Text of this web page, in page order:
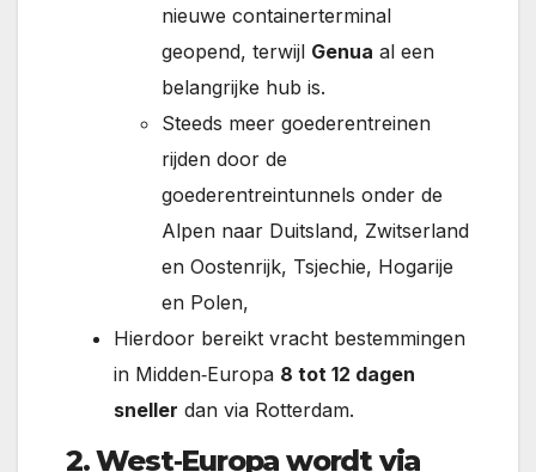
nieuwe containerterminal
geopend, terwijl Genua al een
belangrijke hub is.
Steeds meer goederentreinen
rijden door de
goederentreintunnels onder de
Alpen naar Duitsland, Zwitserland
en Oostenrijk, Tsjechie, Hogarije
en Polen,
Hierdoor bereikt vracht bestemmingen
in Midden‑Europa 8 tot 12 dagen
sneller dan via Rotterdam.
2. West‑Europa wordt via